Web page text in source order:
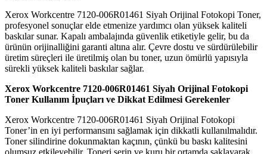
Xerox Workcentre 7120-006R01461 Siyah Orijinal Fotokopi Toner,
profesyonel sonuçlar elde etmenize yardımcı olan yüksek kaliteli
baskılar sunar. Kapalı ambalajında güvenlik etiketiyle gelir, bu da
ürünün orijinalliğini garanti altına alır. Çevre dostu ve sürdürülebilir
üretim süreçleri ile üretilmiş olan bu toner, uzun ömürlü yapısıyla
sürekli yüksek kaliteli baskılar sağlar.
Xerox Workcentre 7120-006R01461 Siyah Orijinal Fotokopi
Toner Kullanım İpuçları ve Dikkat Edilmesi Gerekenler
Xerox Workcentre 7120-006R01461 Siyah Orijinal Fotokopi
Toner’in en iyi performansını sağlamak için dikkatli kullanılmalıdır.
Toner silindirine dokunmaktan kaçının, çünkü bu baskı kalitesini
olumsuz etkileyebilir. Toneri serin ve kuru bir ortamda saklayarak